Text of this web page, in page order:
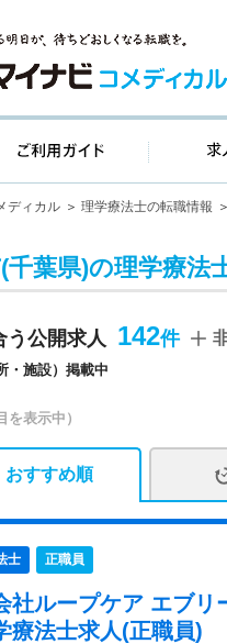
ページ ご利用ガイ
ディカル 理学療法士の転職情報
千葉県)の理学療法
う公開求人 142
・施設）掲載中
を表示中）
おすすめ順
士 正職員
社ループケア エブリ
療法士求人(正職員)